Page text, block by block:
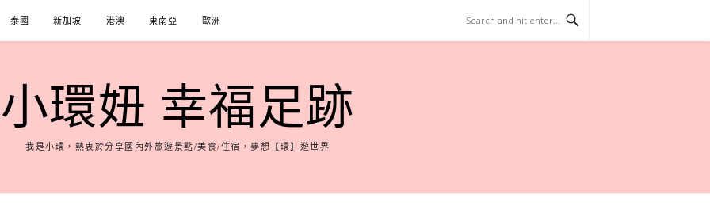
泰國 新加坡 港澳 東南亞 歐洲
小環妞 幸福足跡
我是小環，熱衷於分享國內外旅遊景點/美食/住宿，夢想【環】遊世界